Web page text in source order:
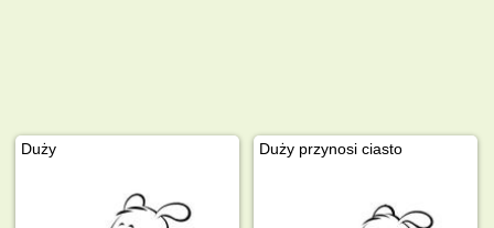
Duży Duży przynosi ciasto